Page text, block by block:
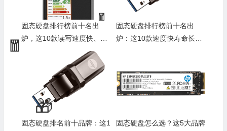
固态硬盘排行榜前十名出
炉，这10款读写速度快、稳
定性强，绝对值得购买
固态硬盘排行榜前十名出
炉：这10款速度快寿命长，
固态硬盘排名前十品牌：这1
固态硬盘怎么选？这5大品牌
🧧
💰